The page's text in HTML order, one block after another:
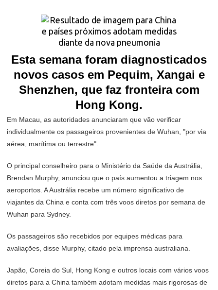
Esta semana foram diagnosticados
novos casos em Pequim, Xangai e
Shenzhen, que faz fronteira com
Hong Kong.
Em Macau, as autoridades anunciaram que vão verificar
individualmente os passageiros provenientes de Wuhan, "por via
aérea, marítima ou terrestre".
O principal conselheiro para o Ministério da Saúde da Austrália,
Brendan Murphy, anunciou que o país aumentou a triagem nos
aeroportos. A Austrália recebe um número significativo de
viajantes da China e conta com três voos diretos por semana de
Wuhan para Sydney.
Os passageiros são recebidos por equipes médicas para
avaliações, disse Murphy, citado pela imprensa australiana.
Japão, Coreia do Sul, Hong Kong e outros locais com vários voos
diretos para a China também adotam medidas mais rigorosas de